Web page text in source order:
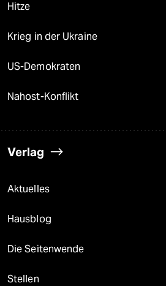
Hitze
Krieg in der Ukraine
US-Demokraten
Nahost-Konflikt
Verlag
Aktuelles
Hausblog
Die Seitenwende
Stellen